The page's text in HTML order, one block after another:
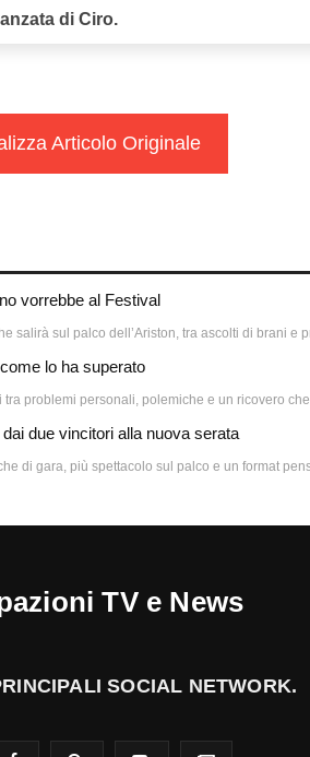
di Ciro.
Articolo Originale
vorrebbe al Festival
salirà sul palco dell’Ariston, tra ascolti di brani e
lo ha superato
problemi personali, polemiche e un ricovero
due vincitori alla nuova serata
di gara, più spettacolo sul palco e un format
TV e News
SOCIAL NETWORK.